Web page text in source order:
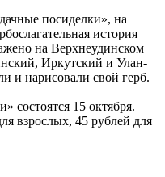
посиделки», на
история
на Верхнеудинском
Иркутский и Улан-
и нарисовали свой герб.
состоятся 15 октября.
взрослых, 45 рублей для